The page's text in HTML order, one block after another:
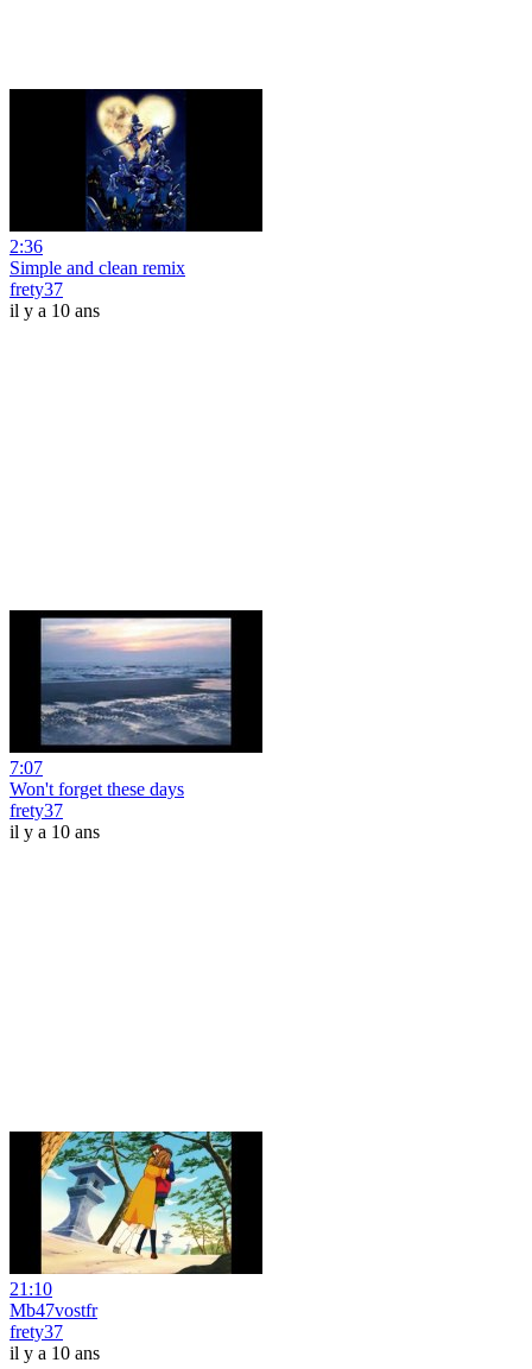
2:36
Simple and clean remix
frety37
il y a 10 ans
7:07
Won't forget these days
frety37
il y a 10 ans
21:10
Mb47vostfr
frety37
il y a 10 ans